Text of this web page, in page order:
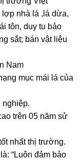
lợp nhà lá ,lá dừa,
tôn, duy tu bảo
sắt; bán vật liệu
Nam
mục mái lá của
trên 05 năm sử
nhất thị trường.
“Luôn đảm bảo